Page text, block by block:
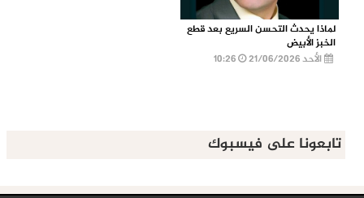
لماذا يحدث التحسن السريع بعد قطع
الخبز الأبيض
الأحد 21/06/2026
تابعونا على فيسبوك